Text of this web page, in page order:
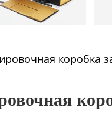
коробка